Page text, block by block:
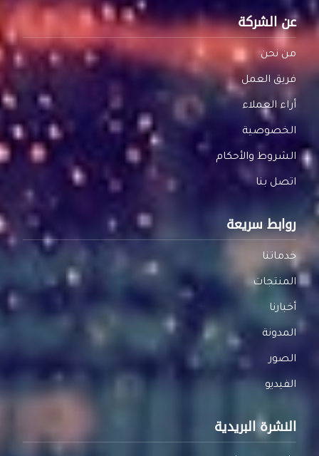
عن الشركة
من نحن
فريق العمل
أراء العملاء
الخصوصية
الشروط والأحكام
اتصل بنا
روابط سريعة
خدماتنا
المنتجات
أخبارنا
المدونة
الصور
الفيديو
النشرة البريدية